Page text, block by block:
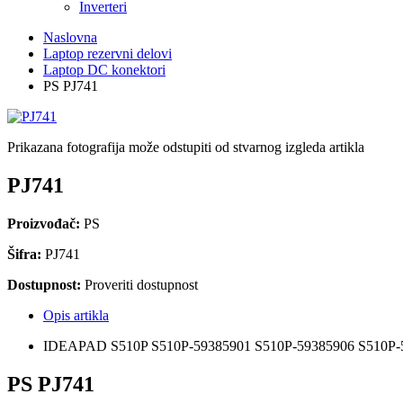
Inverteri
Naslovna
Laptop rezervni delovi
Laptop DC konektori
PS PJ741
Prikazana fotografija može odstupiti od stvarnog izgleda artikla
PJ741
Proizvođač: PS
Šifra: PJ741
Dostupnost: Proveriti dostupnost
Opis artikla
IDEAPAD S510P S510P-59385901 S510P-59385906
PS PJ741